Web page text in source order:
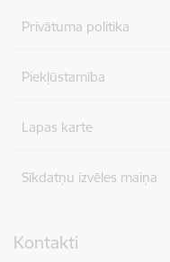
Privātuma politika
Piekļūstamība
Lapas karte
Sīkdatņu izvēles maiņa
Kontakti